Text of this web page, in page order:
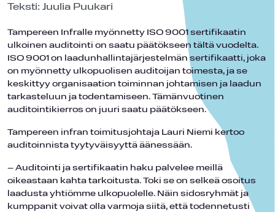
Teksti: Juulia Puukari
Tampereen Infralle myönnetty ISO 9001 sertifikaatin
ulkoinen auditointi on saatu päätökseen tältä vuodelta.
ISO 9001 on laadunhallintajärjestelmän sertifikaatti, joka
on myönnetty ulkopuolisen auditoijan toimesta, ja se
keskittyy organisaation toiminnan johtamisen ja laadun
tarkasteluun ja todentamiseen. Tämänvuotinen
auditointikierros on juuri saatu päätökseen.
Tampereen infran toimitusjohtaja Lauri Niemi kertoo
auditoinnista tyytyväisyyttä äänessään.
– Auditointi ja sertifikaatin haku palvelee meillä
oikeastaan kahta tarkoitusta. Toki se on selkeä osoitus
laadusta yhtiömme ulkopuolelle. Näin sidosryhmät ja
kumppanit voivat olla varmoja siitä, että todennetusti